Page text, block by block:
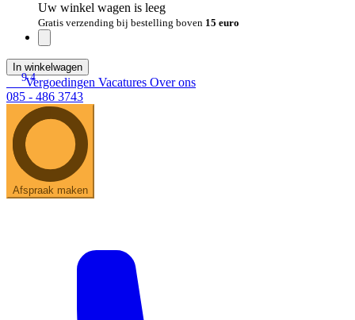
Uw winkel wagen is leeg
Gratis verzending bij bestelling boven 15 euro
In winkelwagen
9.4
Vergoedingen Vacatures Over ons
085 - 486 3743
Afspraak maken